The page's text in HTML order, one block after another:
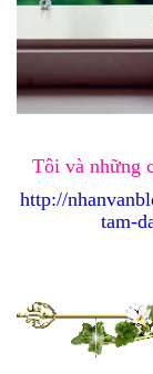
Tôi và những
http://
tam-